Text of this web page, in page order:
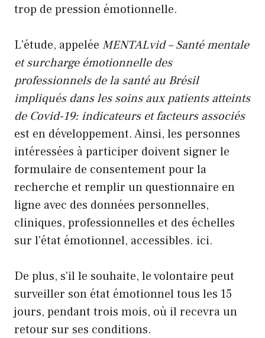
trop de pression émotionnelle.
L'étude, appelée MENTALvid – Santé mentale
et surcharge émotionnelle des
professionnels de la santé au Brésil
impliqués dans les soins aux patients atteints
de Covid-19: indicateurs et facteurs associés
est en développement. Ainsi, les personnes
intéressées à participer doivent signer le
formulaire de consentement pour la
recherche et remplir un questionnaire en
ligne avec des données personnelles,
cliniques, professionnelles et des échelles
sur l'état émotionnel, accessibles. ici.
De plus, s'il le souhaite, le volontaire peut
surveiller son état émotionnel tous les 15
jours, pendant trois mois, où il recevra un
retour sur ses conditions.